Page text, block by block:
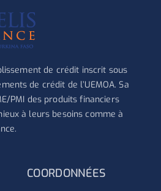
de crédit inscrit sous
de crédit de l’UEMOA. Sa
PMI des produits financiers
à leurs besoins comme à
COORDONNÉES